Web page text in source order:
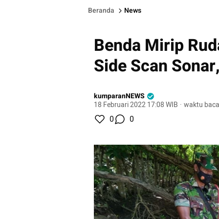
Beranda News
Benda Mirip
Side Scan
kumparanNEWS
18 Februari 2022 17:08 WIB · waktu
0 0